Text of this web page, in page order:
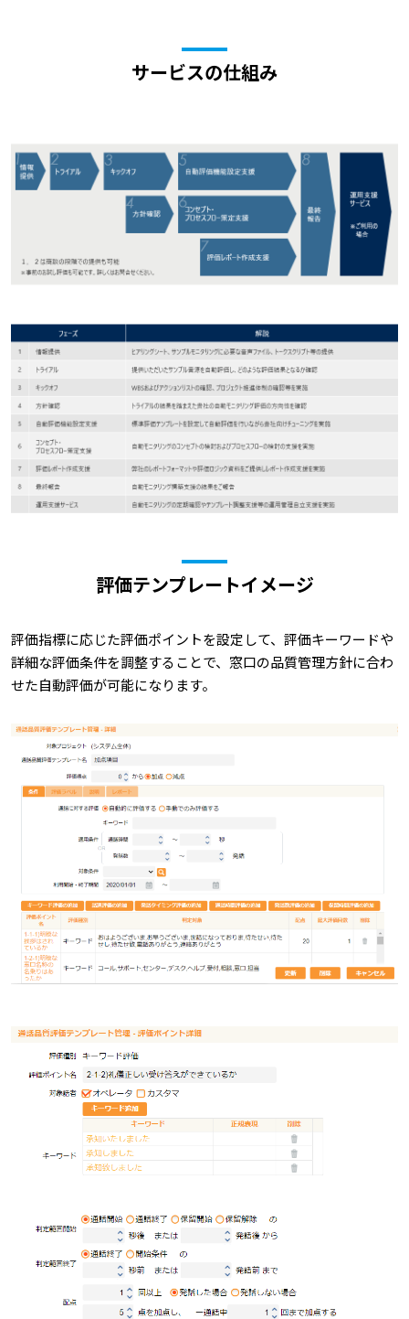
サービスの仕組み
評価テンプレートイメージ
評価指標に応じた評価ポイントを設定して、評価キーワードや
詳細な評価条件を調整することで、窓口の品質管理方針に合わ
せた自動評価が可能になります。